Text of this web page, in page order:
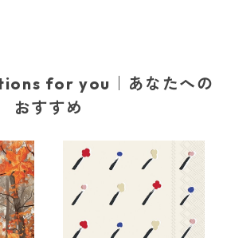
for you｜あなたへの
おすすめ